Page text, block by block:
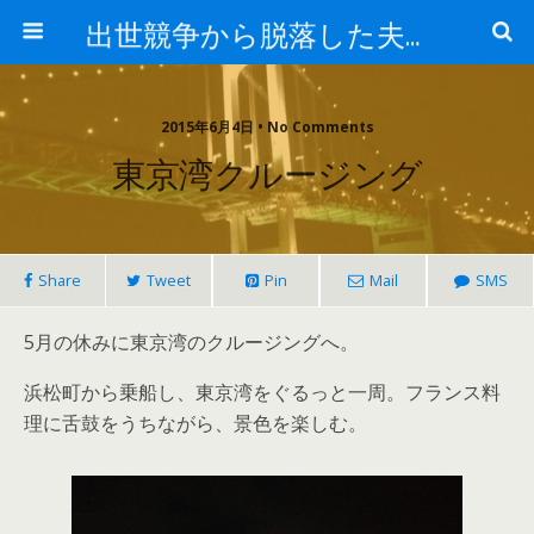
出世競争から脱落した夫と妻の日常
2015年6月4日 • No Comments
東京湾クルージング
Share Tweet Pin Mail SMS
5月の休みに東京湾のクルージングへ。
浜松町から乗船し、東京湾をぐるっと一周。フランス料
理に舌鼓をうちながら、景色を楽しむ。